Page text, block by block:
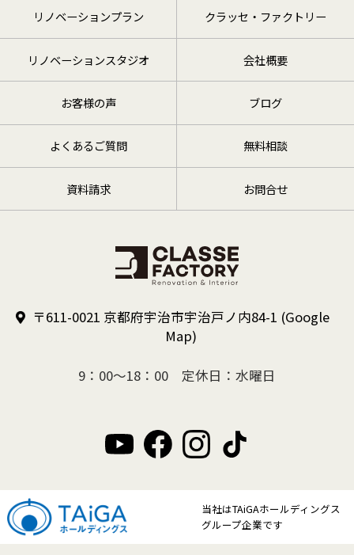
リノベーションプラン クラッセ・ファクトリー
リノベーションスタジオ 会社概要
お客様の声 ブログ
よくあるご質問 無料相談
資料請求 お問合せ
〒611-0021 京都府宇治市宇治戸ノ内84-1 (Google
Map)
9：00～18：00 定休日：水曜日
当社はTAiGAホールディングス
グループ企業です